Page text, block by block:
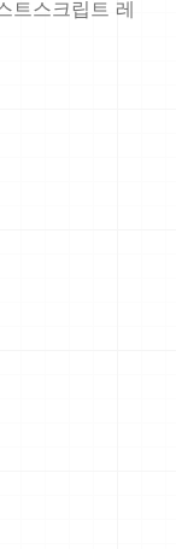
트스크립트 레